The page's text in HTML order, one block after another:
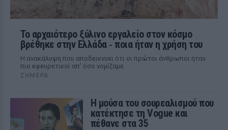
Το αρχαιότερο ξύλινο εργαλείο στον κόσμο
βρέθηκε στην Ελλάδα ‑ ποια ήταν η χρήση του
Η ανακάλυψη που αποδεικνύει ότι οι πρώτοι άνθρωποι ήταν
πιο εφευρετικοί απ’ όσο νομίζαμε
ΣΉΜΕΡΑ
Η μούσα του σουρεαλισμού που
κατέκτησε τη Vogue και
πέθανε στα 35